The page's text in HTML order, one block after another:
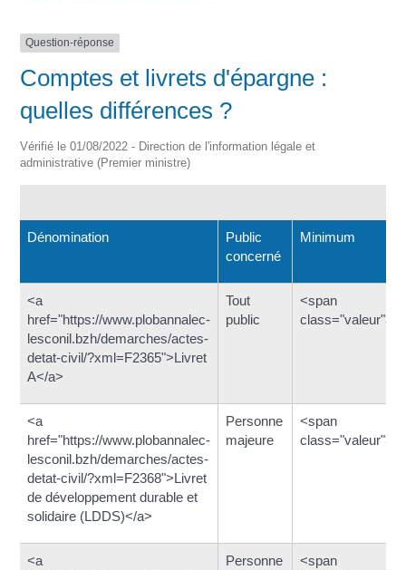
Question-réponse
Comptes et livrets d'épargne :
quelles différences ?
Vérifié le 01/08/2022 - Direction de l'information légale et
administrative (Premier ministre)
Dénomination
Public
concerné
Minimum
<a
href="https://www.plobannalec-
lesconil.bzh/demarches/actes-
detat-civil/?xml=F2365">Livret
A</a>
Tout
public
<span
<a
href="https://www.plobannalec-
lesconil.bzh/demarches/actes-
detat-civil/?xml=F2368">Livret
de développement durable et
solidaire (LDDS)</a>
Personne
majeure
<span
<a
Personne
<span